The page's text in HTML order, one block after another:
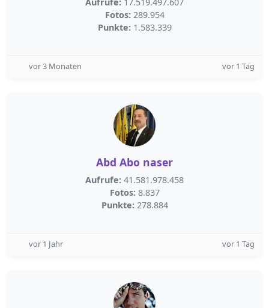
Fotos: 289.954
Punkte: 1.583.339
vor 3 Monaten vor 1 Tag
Abd Abo naser
Aufrufe: 41.581.978.458
Fotos: 8.837
Punkte: 278.884
vor 1 Jahr vor 1 Tag